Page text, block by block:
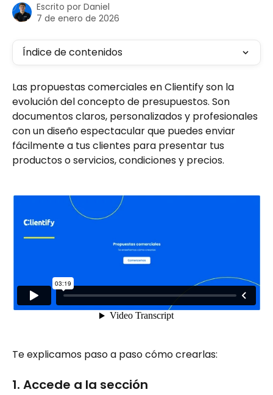
Escrito por Daniel
7 de enero de 2026
Índice de contenidos
Las propuestas comerciales en Clientify son la
evolución del concepto de presupuestos. Son
documentos claros, personalizados y profesionales
con un diseño espectacular que puedes enviar
fácilmente a tus clientes para presentar tus
productos o servicios, condiciones y precios.
​Te explicamos paso a paso cómo crearlas:
1. Accede a la sección